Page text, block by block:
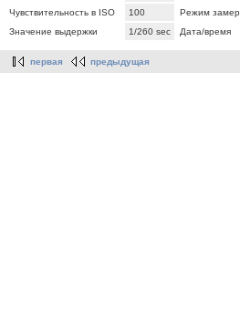
Чувствительность в ISO
100
Режим
Значение выдержки
1/260 sec Дата/время
первая предыдущая